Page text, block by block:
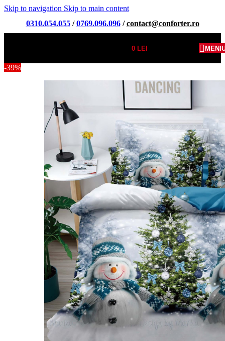
Skip to navigation Skip to main content
0310.054.055/0769.096.096/contact@conforter.ro
0LEI
-39%